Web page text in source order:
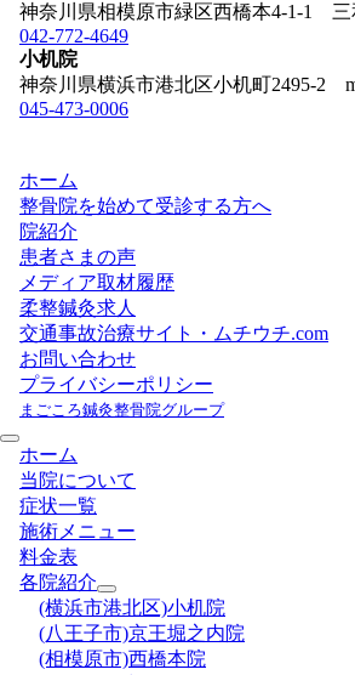
神奈川県相模原市緑区西橋本4-1-1 三
042-772-4649
小机院
神奈川県横浜市港北区小机町2495-2
045-473-0006
ホーム
整骨院を始めて受診する方へ
院紹介
患者さまの声
メディア取材履歴
柔整鍼灸求人
交通事故治療サイト・ムチウチ.com
お問い合わせ
プライバシーポリシー
まごころ鍼灸整骨院グループ
ホーム
当院について
症状一覧
施術メニュー
料金表
各院紹介
(横浜市港北区)小机院
(八王子市)京王堀之内院
(相模原市)西橋本院